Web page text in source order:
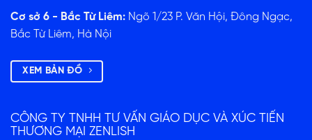
Cơ sở 6 - Bắc Từ Liêm: Ngõ 1/23 P. Văn Hội, Đông Ngạc,
Bắc Từ Liêm, Hà Nội
XEM BẢN ĐỒ
CÔNG TY TNHH TƯ VẤN GIÁO DỤC VÀ XÚC TIẾN
THƯƠNG MẠI ZENLISH